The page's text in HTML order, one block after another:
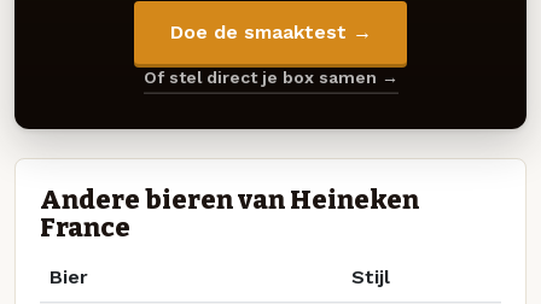
Doe de smaaktest →
Of stel direct je box samen →
Andere bieren van Heineken
France
Bier Stijl